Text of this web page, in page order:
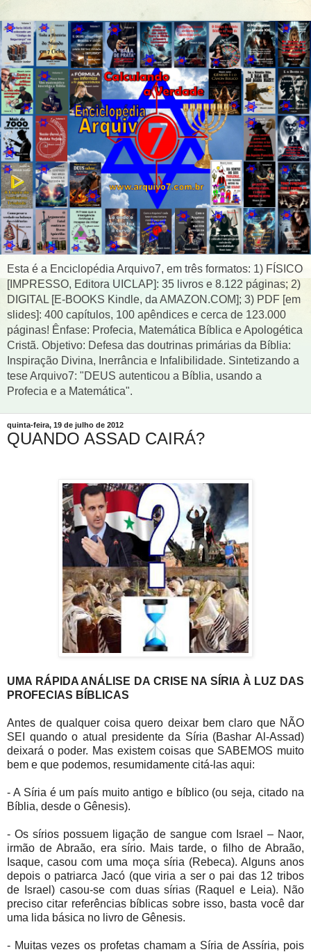
Esta é a Enciclopédia Arquivo7, em três formatos: 1) FÍSICO
[IMPRESSO, Editora UICLAP]: 35 livros e 8.122 páginas; 2)
DIGITAL [E-BOOKS Kindle, da AMAZON.COM]; 3) PDF [em
slides]: 400 capítulos, 100 apêndices e cerca de 123.000
páginas! Ênfase: Profecia, Matemática Bíblica e Apologética
Cristã. Objetivo: Defesa das doutrinas primárias da Bíblia:
Inspiração Divina, Inerrância e Infalibilidade. Sintetizando a
tese Arquivo7: "DEUS autenticou a Bíblia, usando a
Profecia e a Matemática".
quinta-feira, 19 de julho de 2012
QUANDO ASSAD CAIRÁ?
UMA RÁPIDA ANÁLISE DA CRISE NA SÍRIA À LUZ DAS
PROFECIAS BÍBLICAS
Antes de qualquer coisa quero deixar bem claro que NÃO
SEI quando o atual presidente da Síria (Bashar Al-Assad)
deixará o poder. Mas existem coisas que SABEMOS muito
bem e que podemos, resumidamente citá-las aqui:
- A Síria é um país muito antigo e bíblico (ou seja, citado na
Bíblia, desde o Gênesis).
- Os sírios possuem ligação de sangue com Israel – Naor,
irmão de Abraão, era sírio. Mais tarde, o filho de Abraão,
Isaque, casou com uma moça síria (Rebeca). Alguns anos
depois o patriarca Jacó (que viria a ser o pai das 12 tribos
de Israel) casou-se com duas sírias (Raquel e Leia). Não
preciso citar referências bíblicas sobre isso, basta você dar
uma lida básica no livro de Gênesis.
- Muitas vezes os profetas chamam a Síria de Assíria, pois